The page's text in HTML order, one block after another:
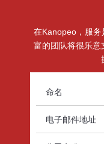
在Kanopeo，服
富的团队将很乐意